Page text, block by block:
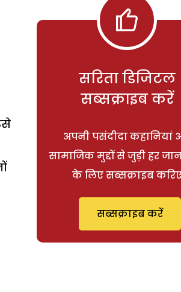
सरिता डिजिटल
सब्सक्राइब करें
अपनी पसंदीदा कहानियां
सामाजिक मुद्दों से जुड़ी हर
के लिए सब्सक्राइब
सब्सक्राइब करें